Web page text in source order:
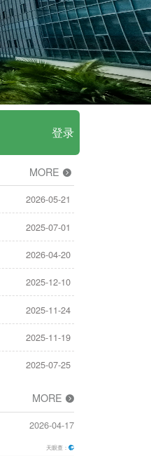
登录
MORE
2026-05-21
2025-07-01
2026-04-20
2025-12-10
2025-11-24
2025-11-19
2025-07-25
MORE
2026-04-17
天眼查：